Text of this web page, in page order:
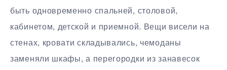
быть одновременно спальней, столовой,
кабинетом, детской и приемной. Вещи висели на
стенах, кровати складывались, чемоданы
заменяли шкафы, а перегородки из занавесок